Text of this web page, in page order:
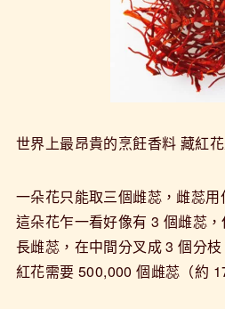
世界上最昂貴的烹飪香料 藏紅
一朵花只能取三個雌蕊，雌蕊用
這朵花乍一看好像有 3 個雌蕊
長雌蕊，在中間分叉成 3 個分
紅花需要 500,000 個雌蕊（約